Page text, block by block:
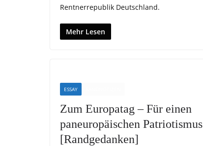
Rentnerrepublik Deutschland.
Mehr Lesen
ESSAY
Zum Europatag – Für einen
paneuropäischen Patriotismus
[Randgedanken]